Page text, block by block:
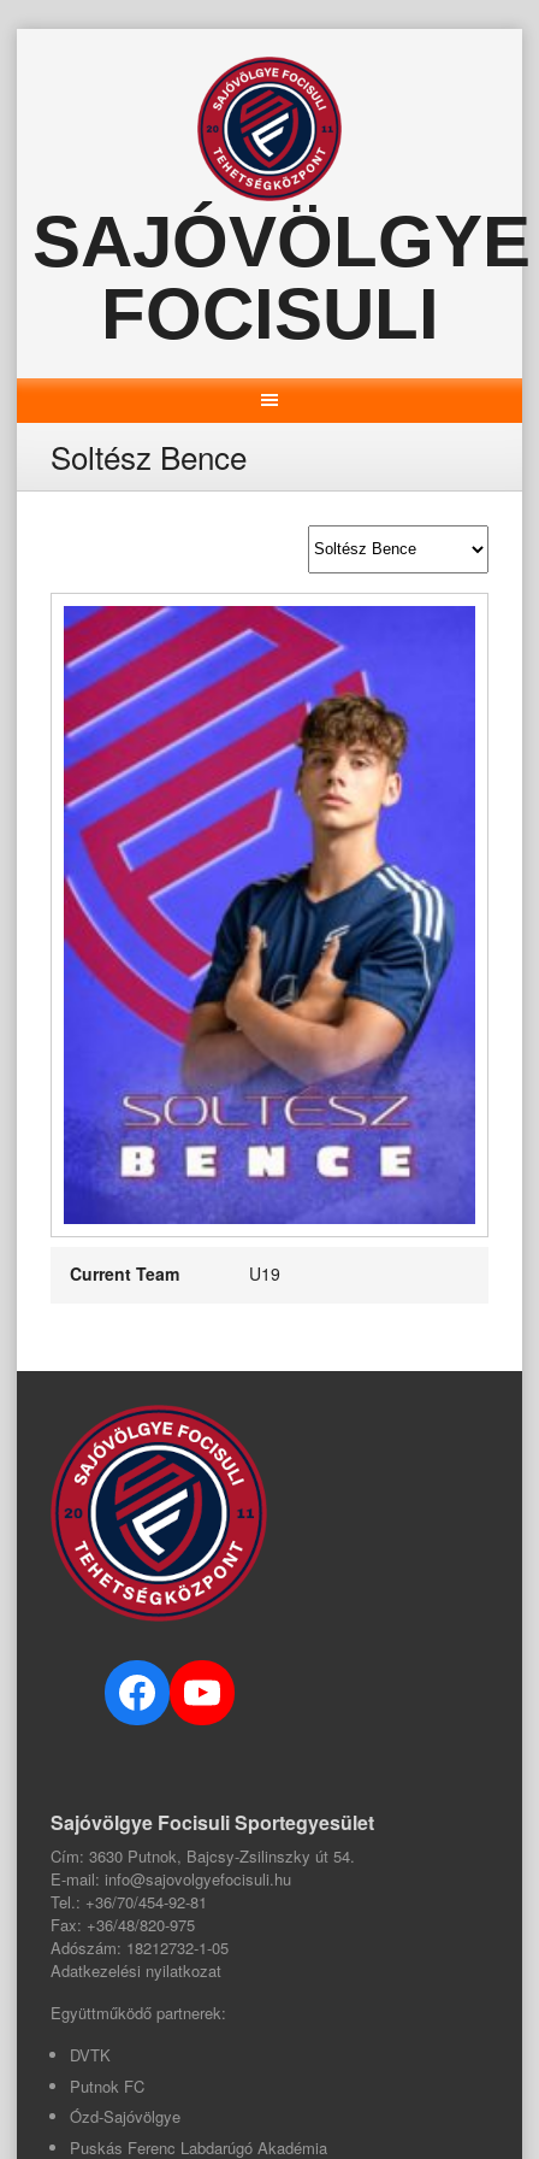
SAJÓVÖLGYE
FOCISULI
Soltész Bence
Current Team U19
Facebook
YouTube
Sajóvölgye Focisuli Sportegyesület
Cím: 3630 Putnok, Bajcsy-Zsilinszky út 54.
E-mail: info@sajovolgyefocisuli.hu
Tel.: +36/70/454-92-81
Fax: +36/48/820-975
Adószám: 18212732-1-05
Adatkezelési nyilatkozat
Együttműködő partnerek:
DVTK
Putnok FC
Ózd-Sajóvölgye
Puskás Ferenc Labdarúgó Akadémia